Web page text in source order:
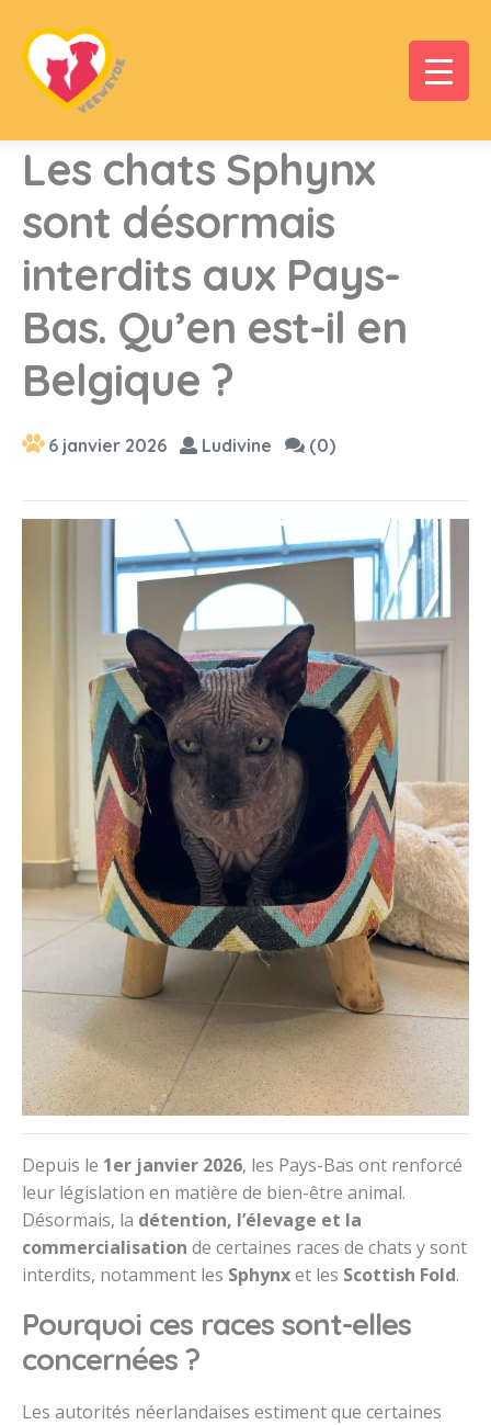
Les chats Sphynx
sont désormais
interdits aux Pays-
Bas. Qu’en est-il en
Belgique ?
6 janvier 2026 Ludivine (0)
Depuis le 1er janvier 2026, les Pays-Bas ont renforcé
leur législation en matière de bien-être animal.
Désormais, la détention, l’élevage et la
commercialisation de certaines races de chats y sont
interdits, notamment les Sphynxet les Scottish Fold.
Pourquoi ces races sont-elles
concernées ?
Les autorités néerlandaises estiment que certaines